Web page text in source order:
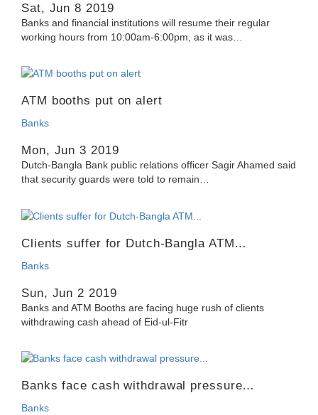
Sat, Jun 8 2019
Banks and financial institutions will resume their regular
working hours from 10:00am-6:00pm, as it was…
ATM booths put on alert
Banks
Mon, Jun 3 2019
Dutch-Bangla Bank public relations officer Sagir Ahamed said
that security guards were told to remain…
Clients suffer for Dutch-Bangla ATM…
Banks
Sun, Jun 2 2019
Banks and ATM Booths are facing huge rush of clients
withdrawing cash ahead of Eid-ul-Fitr
Banks face cash withdrawal pressure…
Banks